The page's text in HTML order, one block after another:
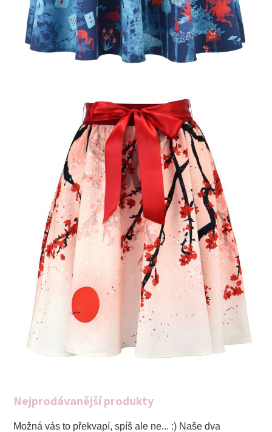
Nejprodávanější produkty
Možná vás to překvapí, spíš ale ne... :) Naše dva